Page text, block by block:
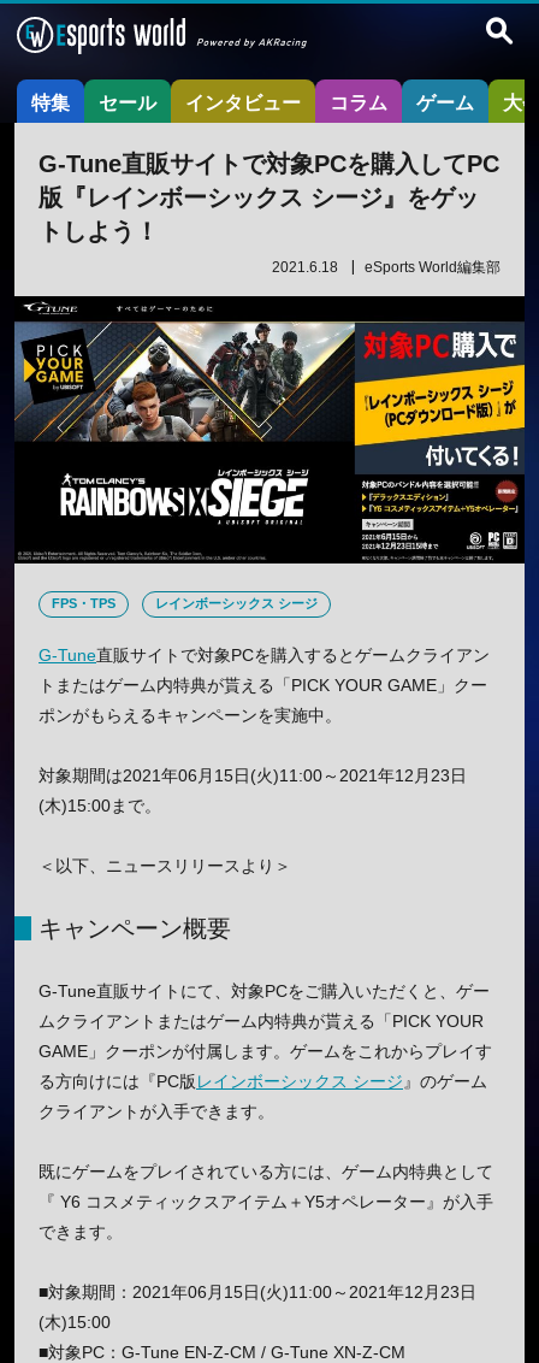
特集 セール インタビュー コラム ゲーム 大
G-Tune直販サイトで対象PCを購入してPC
版『レインボーシックス シージ』をゲッ
トしよう！
2021.6.18 eSports World編集部
FPS・TPS レインボーシックス シージ
G-Tune直販サイトで対象PCを購入するとゲームクライアン
トまたはゲーム内特典が貰える「PICK YOUR GAME」クー
ポンがもらえるキャンペーンを実施中。
対象期間は2021年06月15日(火)11:00～2021年12月23日
(木)15:00まで。
＜以下、ニュースリリースより＞
キャンペーン概要
G-Tune直販サイトにて、対象PCをご購入いただくと、ゲー
ムクライアントまたはゲーム内特典が貰える「PICK YOUR
GAME」クーポンが付属します。ゲームをこれからプレイす
る方向けには『PC版レインボーシックス シージ 』のゲーム
クライアントが入手できます。
既にゲームをプレイされている方には、ゲーム内特典として
『 Y6 コスメティックスアイテム＋Y5オペレーター』が入手
できます。
■対象期間：2021年06月15日(火)11:00～2021年12月23日
(木)15:00
■対象PC：G-Tune EN-Z-CM / G-Tune XN-Z-CM